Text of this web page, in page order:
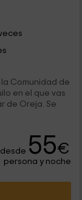
Comunidad de
en el que vas
de Oreja. Se
desde 55€
persona y noche